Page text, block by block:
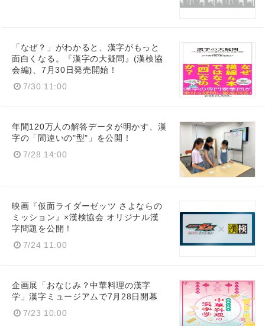
「なぜ？」がわかると、漢字がもっと
面白くなる。『漢字の大疑問』(漢検協
会編)、7月30日発売開始！
7/30 11:00
年間120万人の解答データが明かす、漢
字の「間違いの"型"」を公開！
7/28 14:00
映画『仮面ライダーゼッツ さよならの
ミッション』×漢検協会 オリジナル漢
字問題を公開！
7/24 11:00
企画展「おなじみ？中華料理の漢字
学」漢字ミュージアムで7月28日開幕
7/23 10:00